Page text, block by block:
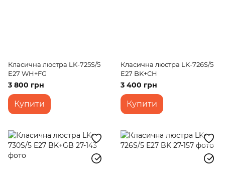
Класична люстра LK-725S/5
E27 WH+FG
3 800 грн
Купити
Класична люстра LK-726S/5
E27 BK+CH
3 400 грн
Купити